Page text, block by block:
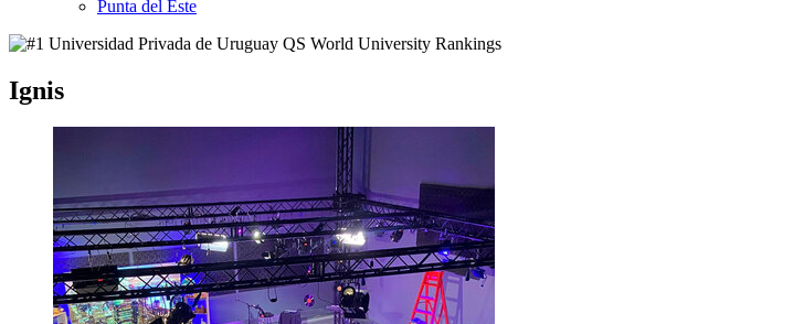
Punta del Este
Ignis